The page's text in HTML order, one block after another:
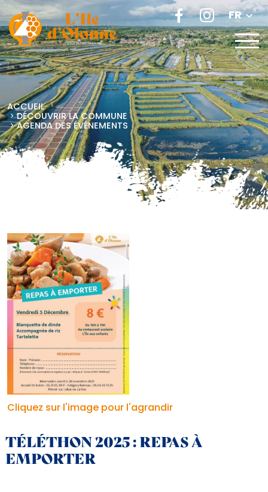
FR
ACCUEIL
DÉCOUVRIR LA COMMUNE
AGENDA DES ÉVÉNEMENTS
Cliquez sur l'image pour l'agrandir
TÉLÉTHON 2025 : REPAS À
EMPORTER